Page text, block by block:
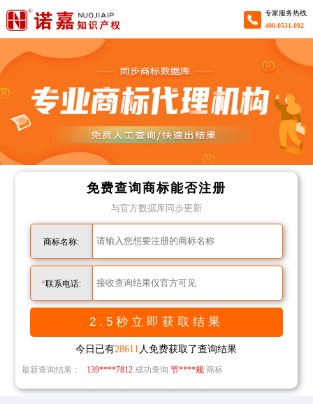
专家服务热线
400-0531-092
免费查询商标能否注册
与官方数据库同步更新
商标名称:
*联系电话:
今日已有28611 人免费获取了查询结果
最新查询结果：
151****5212 成功查询 第****发 商标
133****6511 成功查询 三****染
138****8598 成功查询 多****鸿 商标
成功查询 头****的
139****7812 成功查询 节****规 商标